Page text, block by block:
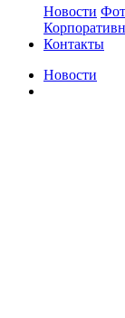
Новости
Контакты
Новости